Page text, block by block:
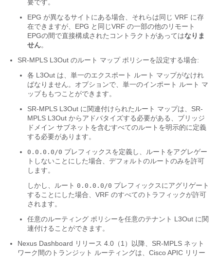
要です。
EPG が異なるサイトにある場合、それらは同じ VRF に存
在できますが、EPG と同じVRF の一部の他のリモート
EPGの間で直接構成されたコントラクトがあってはなりま
せん。
SR-MPLS L3Out のルート マップ ポリシーを設定する場合:
各 L3Out は、単一のエクスポート ルート マップがなけれ
ばなりません。オプションで、単一のインポート ルート マ
ップももつことができます。
SR-MPLS L3Out に関連付けられたルート マップは、SR-
MPLS L3Out からアドバタイズする必要がある、ブリッジ
ドメイン サブネットを含むすべてのルートを明示的に定義
する必要があります。
0.0.0.0/0 プレフィックスを定義し、ルートをアグレゲー
トしないことにした場合、デフォルトのルートのみを許可
します。
しかし、ルート 0.0.0.0/0 プレフィックスにアグリゲート
することにした場合、VRF のすべてのトラフィックが許可
されます。
任意のルーティング ポリシーを任意のテナント L3Out に関
連付けることができます。
Nexus Dashboard リリース 4.0（1）以降、SR-MPLS ネット
ワーク間のトランジット ルーティングは、Cisco APIC リリー